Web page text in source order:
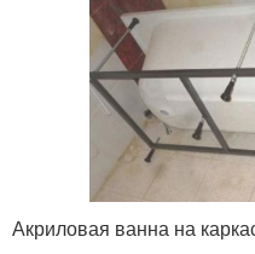
Акриловая ванна на